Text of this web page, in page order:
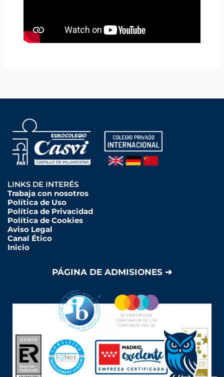
LINKS DE INTERÉS
Trabaja con nosotros
Política de Uso
Política de Privacidad
Política de Cookies
Aviso Legal
Canal Ético
Inicio
PÁGINA DE ADMISIONES ➔